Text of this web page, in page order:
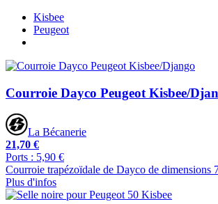
Kisbee
Peugeot
Courroie Dayco Peugeot Kisbee/
La Bécanerie
21,70 €
Ports : 5,90 €
Courroie trapézoïdale de Dayco de dimensions
Plus d'infos